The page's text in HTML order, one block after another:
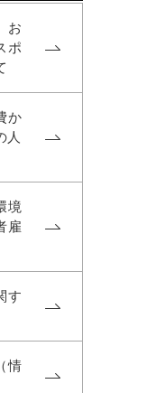
お
ポ
か
人
境
雇
す
情